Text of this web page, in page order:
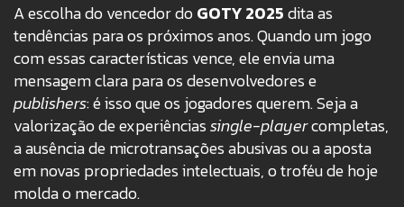
A escolha do vencedor doGOTY 2025dita as
tendências para os próximos anos. Quando um jogo
com essas características vence, ele envia uma
mensagem clara para os desenvolvedores e
publishers: é isso que os jogadores querem. Seja a
valorização de experiênciassingle-playercompletas,
a ausência de microtransações abusivas ou a aposta
em novas propriedades intelectuais, o troféu de hoje
molda o mercado.